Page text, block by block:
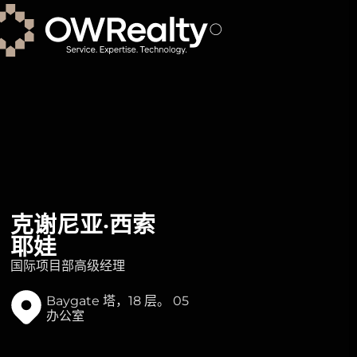
克谢尼亚·西索
耶娃
国际项目部高级经理
Baygate 塔，18 层。 05
办公室